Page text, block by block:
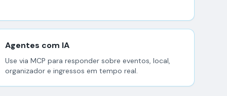
Agentes com IA
Use via MCP para responder sobre eventos, local,
organizador e ingressos em tempo real.